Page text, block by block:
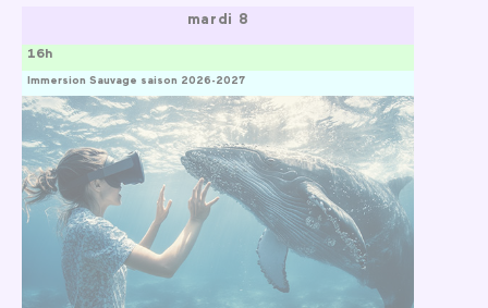
mardi 8
Immersion Sauvage saison 2026-2027
16h